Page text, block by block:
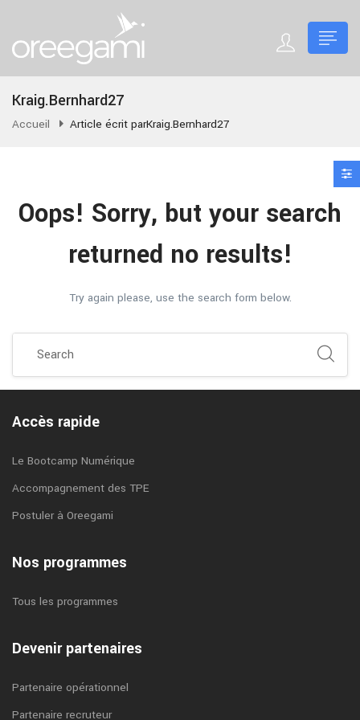
Kraig.Bernhard27
Accueil Article écrit parKraig.Bernhard27
Oops! Sorry, but your search
returned no results!
Try again please, use the search form below.
Accès rapide
Le Bootcamp Numérique
Accompagnement des TPE
Postuler à Oreegami
Nos programmes
Tous les programmes
Devenir partenaires
Partenaire opérationnel
Partenaire recruteur